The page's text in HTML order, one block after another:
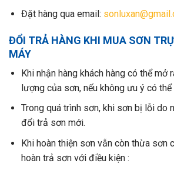
Đặt hàng qua email:
ĐỔI TRẢ HÀNG KHI MUA SƠN
MÁY
Khi nhận hàng khách hàng có thể mở
lượng của sơn, nếu không ưu ý có
Trong quá trình sơn, khi sơn bị lỗi do
đổi trả sơn mới.
Khi hoàn thiện sơn vẫn còn thừa sơn
hoàn trả sơn với điều kiện :